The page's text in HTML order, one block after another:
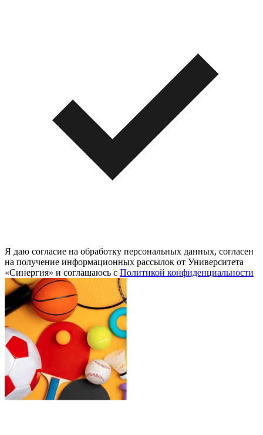
Я даю согласие на обработку персональных данных, согласен
на получение информационных рассылок от Университета
«Синергия» и соглашаюсь c Политикой конфиденциальности